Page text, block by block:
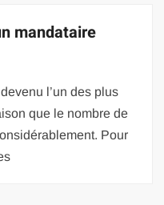
mandataire
l’un des plus
que le nombre de
Pour